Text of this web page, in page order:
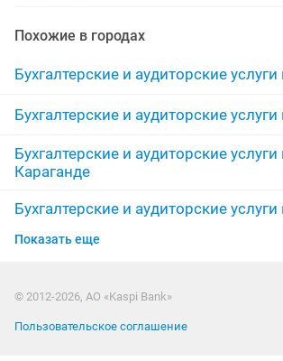
открытие тоо тоо ведение ип
казахский счет курсы бухгалтерии
отчет 910 меню 910 форма
сдача финансовая отчетность
Похожие в городах
Бухгалтерские и аудиторские
Бухгалтерские и аудиторские
Бухгалтерские и аудиторские услуги
Караганде
Бухгалтерские и аудиторские услуги
Бухгалтерские и аудиторские услуги
Показать еще
© 2012-2026, АО «Kaspi Bank»
Пользовательское соглашение